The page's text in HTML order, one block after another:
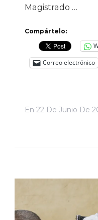
Magistrado …
Compártelo:
Correo electrónico
En 22 De Junio De